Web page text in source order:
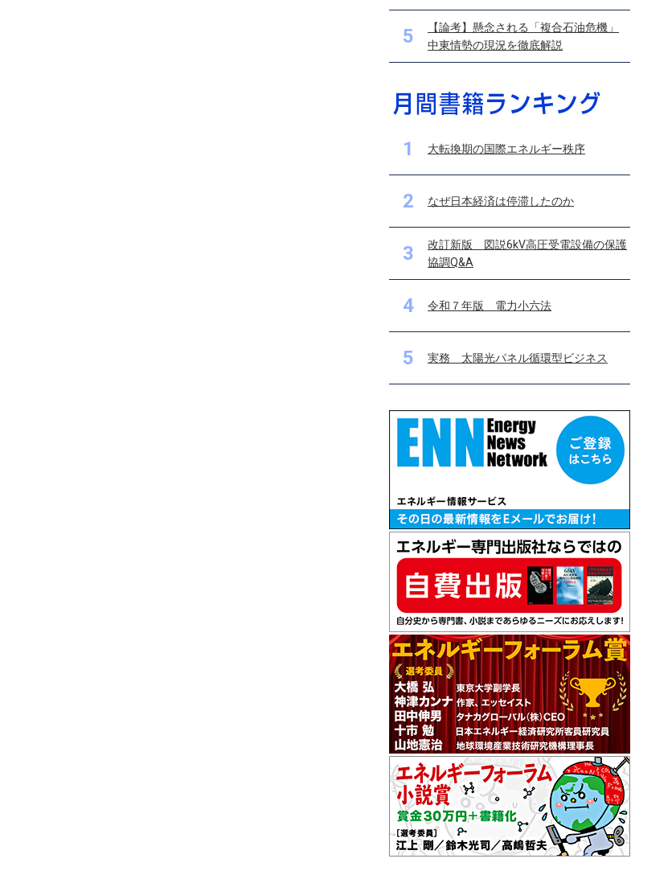
5
【論考】懸念される「複合石油危機」
中東情勢の現況を徹底解説
1 大転換期の国際エネルギー秩序
2 なぜ日本経済は停滞したのか
3
改訂新版 図説6kV高圧受電設備の保護
協調Q&A
4 令和７年版 電力小六法
5 実務 太陽光パネル循環型ビジネス